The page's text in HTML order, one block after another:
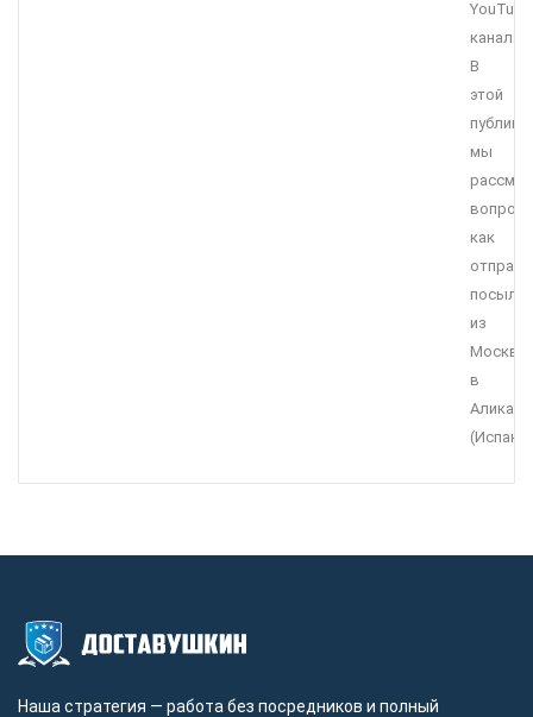
YouTube
канала.
В
этой
мы
вопрос
как
посылку
из
Москвы
в
Наша стратегия — работа без посредников и полный